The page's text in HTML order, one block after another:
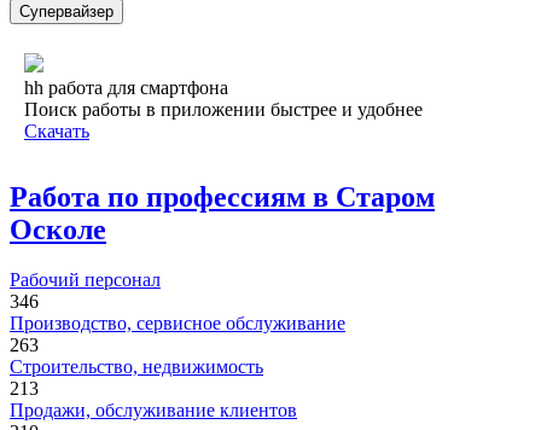
Супервайзер
hh работа для смартфона
Поиск работы в приложении быстрее и удобнее
Скачать
Работа по профессиям в Старом
Осколе
Рабочий персонал
346
Производство, сервисное обслуживание
263
Строительство, недвижимость
213
Продажи, обслуживание клиентов